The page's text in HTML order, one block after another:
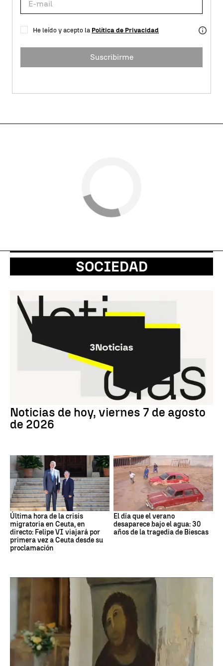
He leído y acepto la Política de Privacidad
Suscribirme
SOCIEDAD
Noticias de hoy, viernes 7 de agosto
de 2026
Última hora de la crisis
migratoria en Ceuta, en
directo: Felipe VI viajará por
primera vez a Ceuta desde su
proclamación
El día que el verano
desaparece bajo el agua: 30
años de la tragedia de Biescas